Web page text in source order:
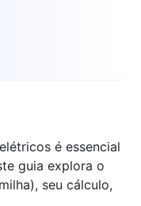
é essencial
guia explora o
seu cálculo,